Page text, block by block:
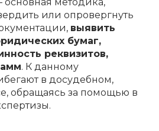
или опровергнуть
выявить
бумаг,
реквизитов,
. К данному
в досудебном,
обращаясь за помощью в